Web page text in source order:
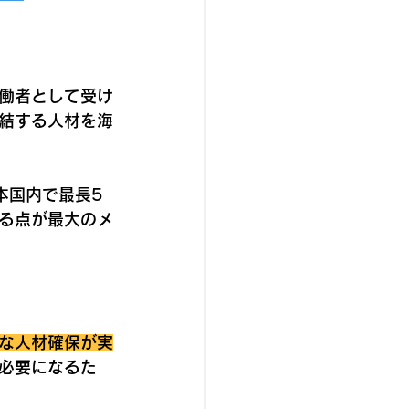
者として受け
する人材を海
国内で最長5
点が最大のメ
人材確保が実
要になるた